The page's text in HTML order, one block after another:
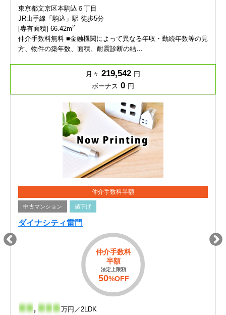
東京都文京区本駒込６丁目
JR山手線「駒込」駅 徒歩5分
[専有面積] 66.42m2
仲介手数料無料 ■金融機関によって異なる年収・勤続年数等の見
方、物件の築年数、面積、耐震診断の結…
月々 219,542 円
ボーナス 0 円
仲介手数料半額
中古マンション 値下げ
ダイナシティ雷門
仲介手数料
半額
法定上限額
50%OFF
- - ,- - - 万円／2LDK